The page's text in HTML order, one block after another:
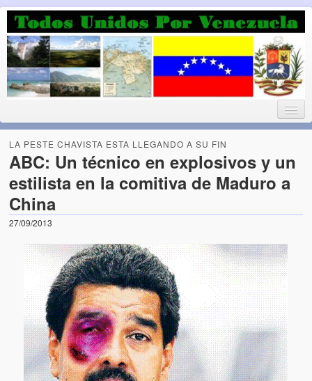
Luchando por la Democracia
Fuera el chavismo, la peor peste que le ha caido a esta tierra
Home
¡Bienvenido!
Todos Unidos por Venezuela te da la bienvenida a éste nuestro
Blog. (Todos Unidos por Venezuela welcomes you to our Blog)
Acerca de este blog (About this Blog)
Artículos
El Tipo y los Rojos en Los Teques (The Jerk and the Reds in
Teques)
LA PESTE CHAVISTA ESTA LLEGANDO A SU FIN
ABC: Un técnico en explosivos y un
estilista en la comitiva de Maduro a
China
27/09/2013